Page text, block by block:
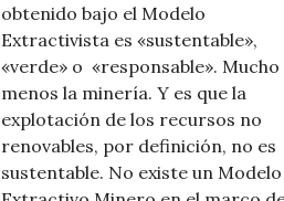
obtenido bajo el Modelo
Extractivista es «sustentable»,
«verde» o «responsable». Mucho
menos la minería. Y es que la
explotación de los recursos no
renovables, por definición, no es
sustentable. No existe un Modelo